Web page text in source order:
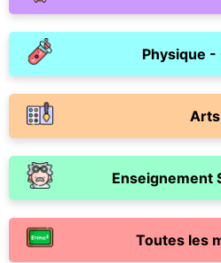
Physique -
Arts
Enseignement
Toutes les